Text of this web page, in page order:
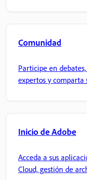
Comunidad
Participe en
expertos y comparta
Inicio de Adobe
Acceda a sus
Cloud, gestión de